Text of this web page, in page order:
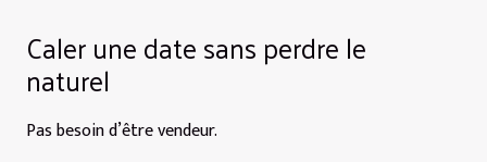
Caler une date sans perdre le
naturel
Pas besoin d’être vendeur.